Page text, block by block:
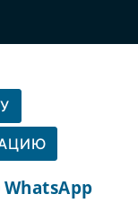
WhatsApp